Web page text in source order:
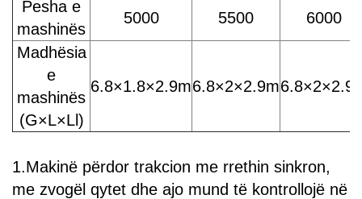
Pesha e
mashinës
5000 5500
6000
Madhësia
e
mashinës
(G×L×Ll)
6.8×1.8×2.9m6.8×2×2.9m
1.Makinë përdor trakcion me rrethin sinkron,
me zvogël qytet dhe ajo mund të kontrollojë në